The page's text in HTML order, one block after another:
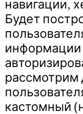
навигации,
Будет
информации
рассмотрим
кастомный